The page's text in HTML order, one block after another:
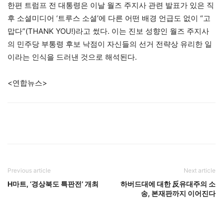
한편 트럼프 전 대통령은 이날 월즈 주지사 관련 발표가 있은 직
후 소셜미디어 ‘트루스 소셜’에 다른 어떤 배경 언급도 없이 “고
맙다”(THANK YOU!)라고 썼다. 이는 진보 성향인 월즈 주지사
의 민주당 부통령 후보 낙점이 자신들의 선거 전략상 유리한 일
이라는 인식을 드러낸 것으로 해석된다.
<연합뉴스>
Previous article
H마트, ‘경상북도 특판전’ 개최
Next article
하버드대에 대한 反유대주의 소
송, 본재판까지 이어진다